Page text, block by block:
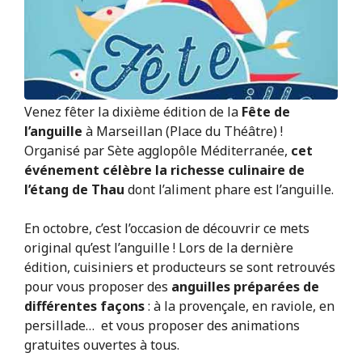
Venez fêter la dixième édition de la Fête de
l’anguille à Marseillan (Place du Théâtre) !
Organisé par Sète agglopôle Méditerranée, cet
événement célèbre la richesse culinaire de
l’étang de Thau dont l’aliment phare est l’anguille.
En octobre, c’est l’occasion de découvrir ce mets
original qu’est l’anguille ! Lors de la dernière
édition, cuisiniers et producteurs se sont retrouvés
pour vous proposer des anguilles préparées de
différentes façons: à la provençale, en raviole, en
persillade… et vous proposer des animations
gratuites ouvertes à tous.